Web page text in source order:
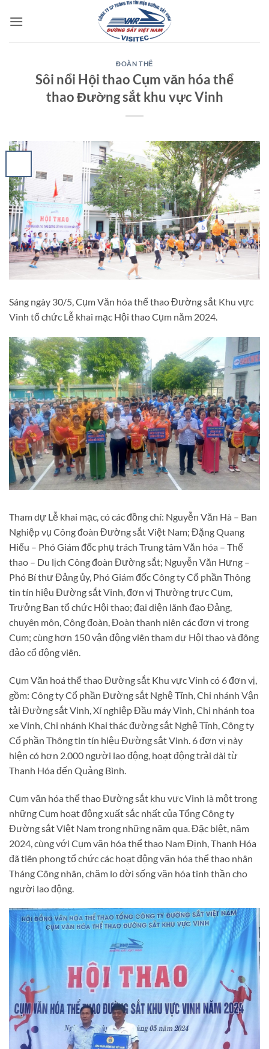
qua
ĐOÀN THỂ
Sôi nổi Hội thao Cụm văn hóa thể
thao Đường sắt khu vực Vinh
Sáng ngày 30/5, Cụm Văn hóa thể thao Đường sắt Khu vực
Vinh tổ chức Lễ khai mạc Hội thao Cụm năm 2024.
Tham dự Lễ khai mạc, có các đồng chí: Nguyễn Văn Hà – Ban
Nghiệp vụ Công đoàn Đường sắt Việt Nam; Đặng Quang
Hiếu – Phó Giám đốc phụ trách Trung tâm Văn hóa – Thể
thao – Du lịch Công đoàn Đường sắt; Nguyễn Văn Hưng –
Phó Bí thư Đảng ủy, Phó Giám đốc Công ty Cổ phần Thông
tin tín hiệu Đường sắt Vinh, đơn vị Thường trực Cụm,
Trưởng Ban tổ chức Hội thao; đại diện lãnh đạo Đảng,
chuyên môn, Công đoàn, Đoàn thanh niên các đơn vị trong
Cụm; cùng hơn 150 vận động viên tham dự Hội thao và đông
đảo cổ động viên.
Cụm Văn hoá thể thao Đường sắt Khu vực Vinh có 6 đơn vị,
gồm: Công ty Cổ phần Đường sắt Nghệ Tĩnh, Chi nhánh Vận
tải Đường sắt Vinh, Xí nghiệp Đầu máy Vinh, Chi nhánh toa
xe Vinh, Chi nhánh Khai thác đường sắt Nghệ Tĩnh, Công ty
Cổ phần Thông tin tín hiệu Đường sắt Vinh. 6 đơn vị này
hiện có hơn 2.000 người lao động, hoạt động trải dài từ
Thanh Hóa đến Quảng Bình.
Cụm văn hóa thể thao Đường sắt khu vực Vinh là một trong
những Cụm hoạt động xuất sắc nhất của Tổng Công ty
Đường sắt Việt Nam trong những năm qua. Đặc biệt, năm
2024, cùng với Cụm văn hóa thể thao Nam Định, Thanh Hóa
đã tiên phong tổ chức các hoạt động văn hóa thể thao nhân
Tháng Công nhân, chăm lo đời sống văn hóa tinh thần cho
người lao động.